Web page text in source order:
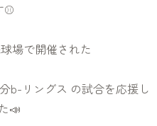
⚾
場で開催された
b-リングス の試合を応援し
📣